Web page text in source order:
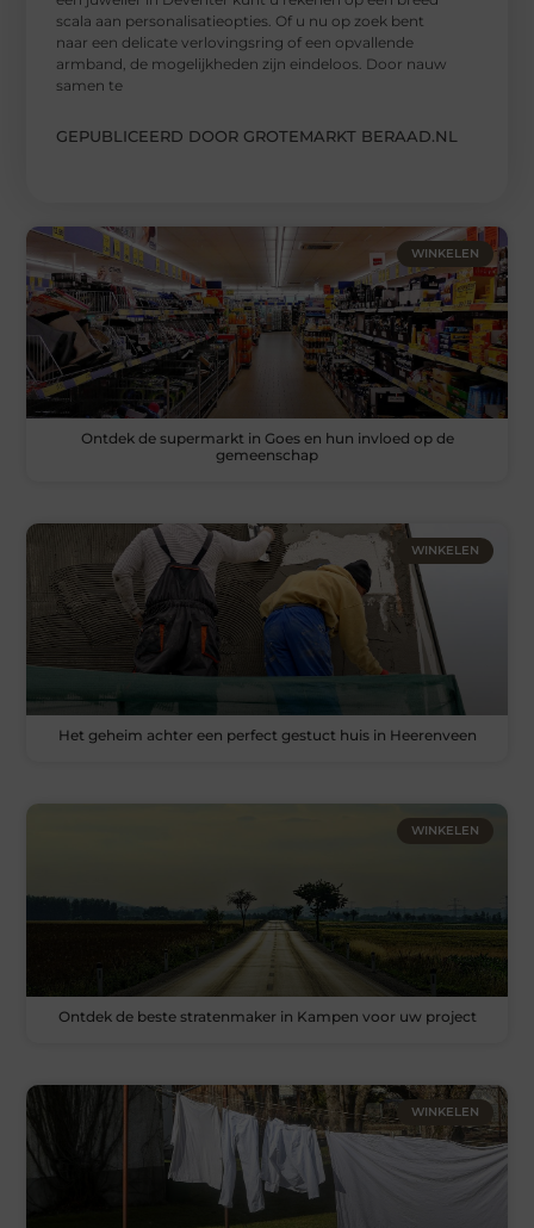
scala aan personalisatieopties. Of u nu op zoek bent
naar een delicate verlovingsring of een opvallende
armband, de mogelijkheden zijn eindeloos. Door nauw
samen te
GEPUBLICEERD DOOR GROTEMARKT BERAAD.NL
WINKELEN
Ontdek de supermarkt in Goes en hun invloed op de
gemeenschap
WINKELEN
Het geheim achter een perfect gestuct huis in Heerenveen
WINKELEN
Ontdek de beste stratenmaker in Kampen voor uw project
WINKELEN